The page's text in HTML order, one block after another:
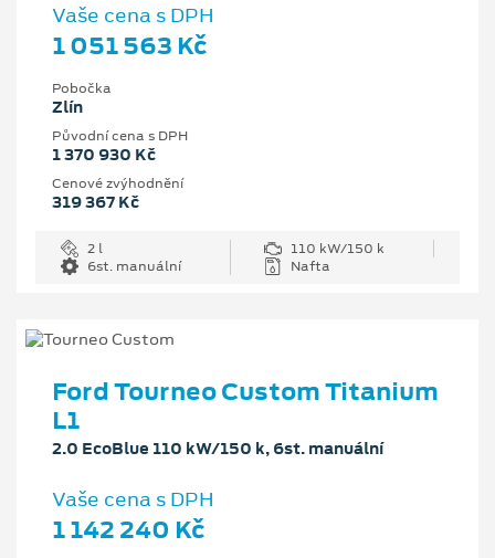
Vaše cena s DPH
1 051 563 Kč
Pobočka
Zlín
Původní cena s DPH
1 370 930 Kč
Cenové zvýhodnění
319 367 Kč
2 l
110 kW/150 k
6st. manuální
Nafta
Ford Tourneo Custom Titanium
L1
2.0 EcoBlue 110 kW/150 k, 6st. manuální
Vaše cena s DPH
1 142 240 Kč